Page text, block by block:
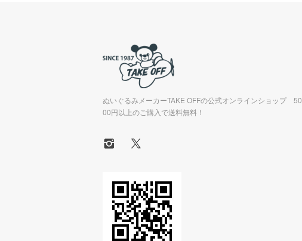
ぬいぐるみメーカーTAKE OFFの公式オンラインショップ 50
00円以上のご購入で送料無料！